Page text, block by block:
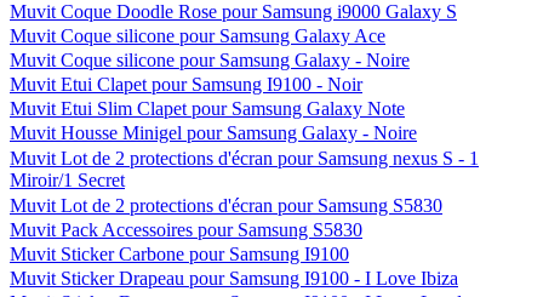
Muvit Coque Doodle Rose pour Samsung i9000 Galaxy S
Muvit Coque silicone pour Samsung Galaxy Ace
Muvit Coque silicone pour Samsung Galaxy - Noire
Muvit Etui Clapet pour Samsung I9100 - Noir
Muvit Etui Slim Clapet pour Samsung Galaxy Note
Muvit Housse Minigel pour Samsung Galaxy - Noire
Muvit Lot de 2 protections d'écran pour Samsung nexus S - 1
Miroir/1 Secret
Muvit Lot de 2 protections d'écran pour Samsung S5830
Muvit Pack Accessoires pour Samsung S5830
Muvit Sticker Carbone pour Samsung I9100
Muvit Sticker Drapeau pour Samsung I9100 - I Love Ibiza